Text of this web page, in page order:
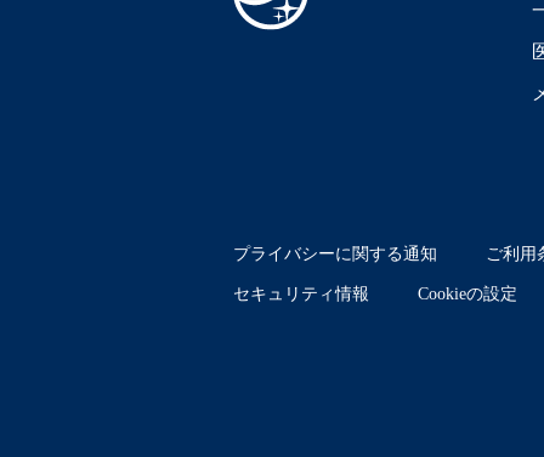
プライバシーに関する通知 ご利用
セキュリティ情報 Cookieの設定